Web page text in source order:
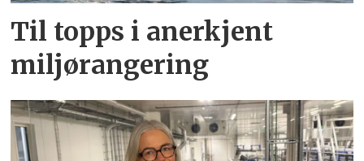
Til topps i anerkjent
miljørangering